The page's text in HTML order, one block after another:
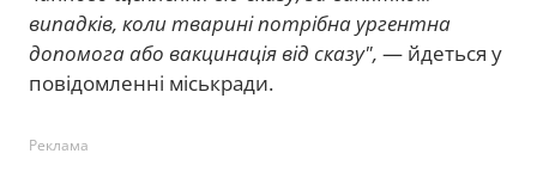
випадків, коли тварині потрібна ургентна
допомога або вакцинація від сказу", — йдеться у
повідомленні міськради.
Реклама